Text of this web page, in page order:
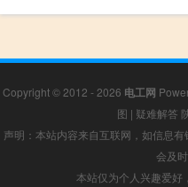
Copyright © 2012 - 2026 电工网
图 | 疑难解答
声明：本站内容来自互联网，如信息
会及
本站仅为个人兴趣爱好